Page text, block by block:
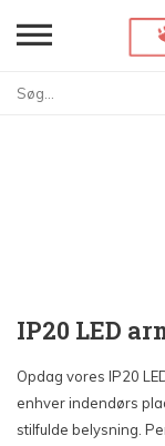
IP20 LED
Opdag vores IP20
enhver indendørs
stilfulde belysning.